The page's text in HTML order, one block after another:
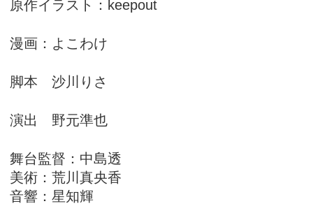
原作イラスト：keepout
漫画：よこわけ
脚本 沙川りさ
演出 野元準也
舞台監督：中島透
美術：荒川真央香
音響：星知輝